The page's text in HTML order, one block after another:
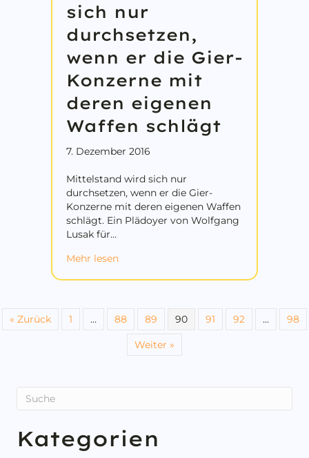
sich nur
durchsetzen,
wenn er die Gier-
Konzerne mit
deren eigenen
Waffen schlägt
7. Dezember 2016
Mittelstand wird sich nur
durchsetzen, wenn er die Gier-
Konzerne mit deren eigenen Waffen
schlägt. Ein Plädoyer von Wolfgang
Lusak für…
Mehr lesenabout Mittelstand wird sich nur
« Zurück 1 … 88 89 90 91 92 … 98
Weiter »
Kategorien